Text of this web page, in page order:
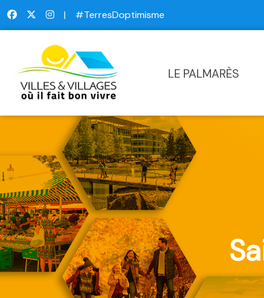
| #TerresDoptimisme
LE PALMARÈS